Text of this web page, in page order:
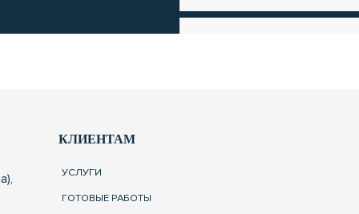
КЛИЕНТАМ
УСЛУГИ
ГОТОВЫЕ РАБОТЫ